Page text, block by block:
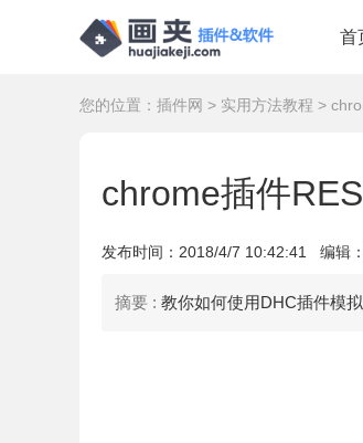
首
您的位置： 插件网 > 实用方法教程 >
chrome插件
发布时间： 2018/4/7 10:42:41 编辑
摘要 : 教你如何使用DHC插件模